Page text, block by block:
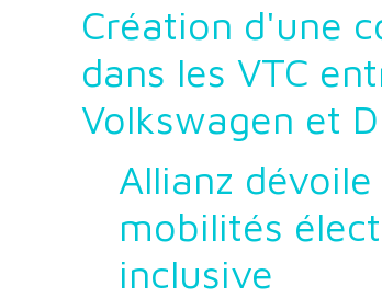
Création d'une
dans les VTC
Volkswagen et
Allianz
mobilités
inclusive